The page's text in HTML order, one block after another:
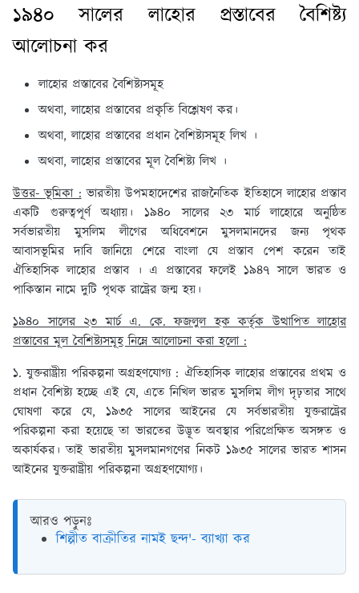
১৯৪০ সালের লাহোর প্রস্তাবের বৈশিষ্ট্য
আলোচনা কর
লাহোর প্রস্তাবের বৈশিষ্ট্যসমূহ
অথবা, লাহোর প্রস্তাবের প্রকৃতি বিশ্লেষণ কর।
অথবা, লাহোর প্রস্তাবের প্রধান বৈশিষ্ট্যসমূহ লিখ ।
অথবা, লাহোর প্রস্তাবের মূল বৈশিষ্ট্য লিখ ।
উত্তর- ভূমিকা :ভারতীয় উপমহাদেশের রাজনৈতিক ইতিহাসে লাহোর প্রস্তাব
একটি গুরুত্বপূর্ণ অধ্যায়। ১৯৪০ সালের ২৩ মার্চ লাহোরে অনুষ্ঠিত
সর্বভারতীয় মুসলিম লীগের অধিবেশনে মুসলমানদের জন্য পৃথক
আবাসভূমির দাবি জানিয়ে শেরে বাংলা যে প্রস্তাব পেশ করেন তাই
ঐতিহাসিক লাহোর প্রস্তাব । এ প্রস্তাবের ফলেই ১৯৪৭ সালে ভারত ও
পাকিস্তান নামে দুটি পৃথক রাষ্ট্রের জন্ম হয়।
১৯৪০ সালের ২৩ মার্চ এ. কে. ফজলুল হক কর্তৃক উত্থাপিত লাহোর
প্রস্তাবের মূল বৈশিষ্ট্যসমূহ নিম্নে আলোচনা করা হলো :
১. যুক্তরাষ্ট্রীয় পরিকল্পনা অগ্রহণযোগ্য : ঐতিহাসিক লাহোর প্রস্তাবের প্রথম ও
প্রধান বৈশিষ্ট্য হচ্ছে এই যে, এতে নিখিল ভারত মুসলিম লীগ দৃঢ়তার সাথে
ঘোষণা করে যে, ১৯৩৫ সালের আইনের যে সর্বভারতীয় যুক্তরাষ্ট্রের
পরিকল্পনা করা হয়েছে তা ভারতের উদ্ভূত অবস্থার পরিপ্রেক্ষিত অসঙ্গত ও
অকার্যকর। তাই ভারতীয় মুসলমানগণের নিকট ১৯৩৫ সালের ভারত শাসন
আইনের যুক্তরাষ্ট্রীয় পরিকল্পনা অগ্রহণযোগ্য।
আরও পড়ুনঃ
শিল্পীত বাক্রীতির নামই ছন্দ'- ব্যাখ্যা কর